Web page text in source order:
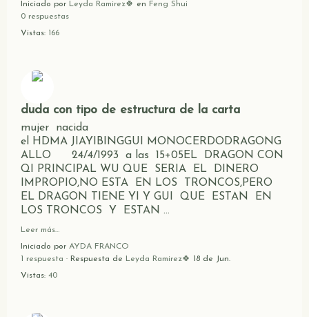
Iniciado por Leyda Ramirez🍀 en Feng Shui
0 respuestas
Vistas: 166
duda con tipo de estructura de la carta
mujer nacida
el HDMA JIAYIBINGGUI MONOCERDODRAGONG
ALLO 24/4/1993 a las 15+05EL DRAGON CON
QI PRINCIPAL WU QUE SERIA EL DINERO
IMPROPIO,NO ESTA EN LOS TRONCOS,PERO
EL DRAGON TIENE YI Y GUI QUE ESTAN EN
LOS TRONCOS Y ESTAN …
Leer más…
Iniciado por AYDA FRANCO
1 respuesta · Respuesta de Leyda Ramirez🍀 18 de Jun.
Vistas: 40